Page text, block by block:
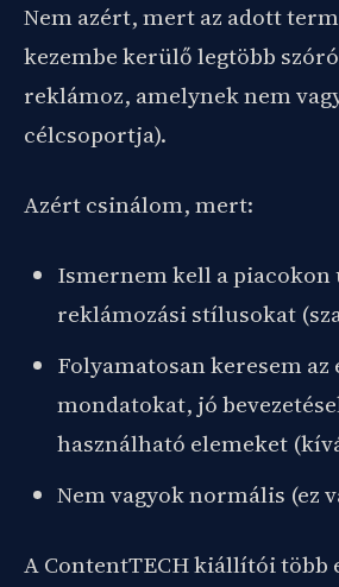
Nem azért, mert az adott
kezembe kerülő legtöbb
reklámoz, amelynek nem
célcsoportja).
Azért csinálom, mert:
Ismernem kell a piacokon
reklámozási stílusokat
Folyamatosan keresem az
mondatokat, jó
használható elemeket
Nem vagyok normális (ez
A ContentTECH kiállítói több